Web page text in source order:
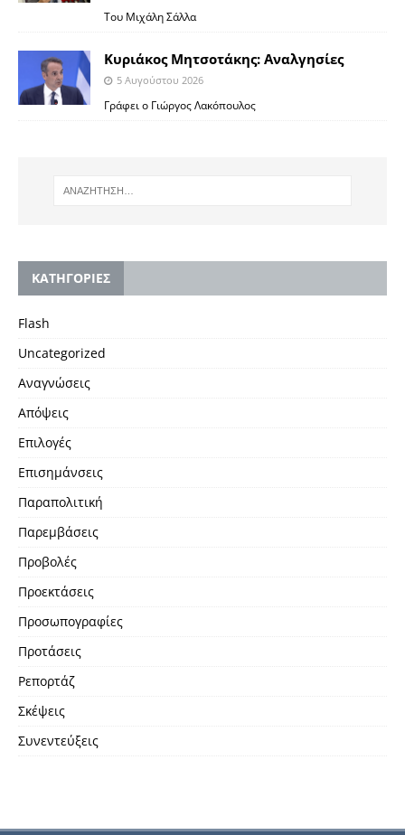
Του Μιχάλη Σάλλα
Κυριάκος Μητσοτάκης: Αναλγησίες
5 Αυγούστου 2026
Γράφει ο Γιώργος Λακόπουλος
KΑΤΗΓΟΡΙΕΣ
Flash
Uncategorized
Αναγνώσεις
Απόψεις
Επιλογές
Επισημάνσεις
Παραπολιτική
Παρεμβάσεις
Προβολές
Προεκτάσεις
Προσωπογραφίες
Προτάσεις
Ρεπορτάζ
Σκέψεις
Συνεντεύξεις